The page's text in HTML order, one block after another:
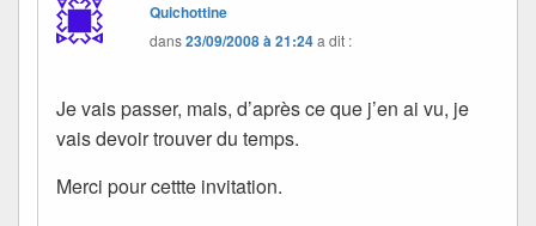
Quichottine
dans23/09/2008 à 21:24a dit :
Je vais passer, mais, d’après ce que j’en ai vu, je
vais devoir trouver du temps.
Merci pour cettte invitation.